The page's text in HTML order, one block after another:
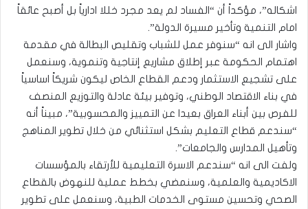
اشكاله”، مؤكداً أن “الفساد لم يعد مجرد خللا ادارياً بل أصبح عائقاً
امام التنمية وتأخير مسيرة الدولة”.
واشار الى انه “سنوفر عمل للشباب وتقليص البطالة في مقدمة
اهتمام الحكومة عبر إطلاق مشاريع إنتاجية وتنموية، وسنعمل
على تشجيع الاستثمار ودعم القطاع الخاص ليكون شريكاً اساسياً
في بناء الاقتصاد الوطني، وتوفير بيئة عادلة والتوزيع المنصف
للفرص بين أبناء العراق بعيدا عن التمييز والمحسوبية”، مبيناً أنه
“سندعم قطاع التعليم بشكل استثنائي من خلال تطوير المناهج
وتأهيل المدارس والجامعات”.
ولفت الى انه “سندعم الاسرة التعليمية للأرتقاء بالمؤسسات
الاكاديمية والعلمية، وسنمضي بخطط عملية للنهوض بالقطاع
الصحي وتحسين مستوى الخدمات الطبية، وسنعمل على تطوير